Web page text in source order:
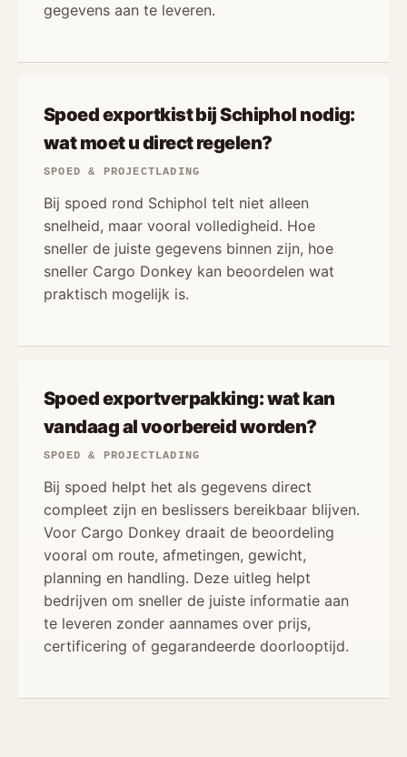
gegevens aan te leveren.
Spoed exportkist bij Schiphol nodig:
wat moet u direct regelen?
SPOED & PROJECTLADING
Bij spoed rond Schiphol telt niet alleen
snelheid, maar vooral volledigheid. Hoe
sneller de juiste gegevens binnen zijn, hoe
sneller Cargo Donkey kan beoordelen wat
praktisch mogelijk is.
Spoed exportverpakking: wat kan
vandaag al voorbereid worden?
SPOED & PROJECTLADING
Bij spoed helpt het als gegevens direct
compleet zijn en beslissers bereikbaar blijven.
Voor Cargo Donkey draait de beoordeling
vooral om route, afmetingen, gewicht,
planning en handling. Deze uitleg helpt
bedrijven om sneller de juiste informatie aan
te leveren zonder aannames over prijs,
certificering of gegarandeerde doorlooptijd.